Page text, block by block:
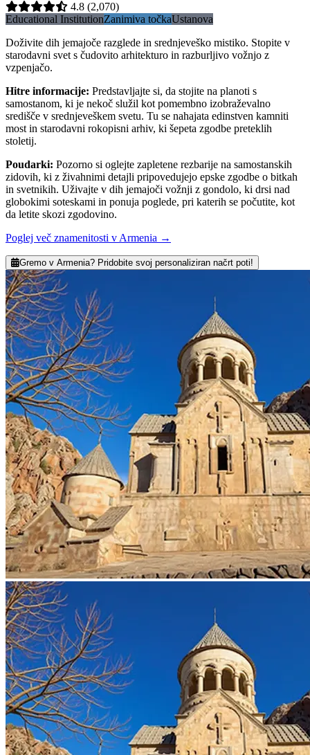
4.8 (2,070)
Educational InstitutionZanimiva točkaUstanova
Doživite dih jemajoče razglede in srednjeveško mistiko. Stopite v
starodavni svet s čudovito arhitekturo in razburljivo vožnjo z
vzpenjačo.
Hitre informacije: Predstavljajte si, da stojite na planoti s
samostanom, ki je nekoč služil kot pomembno izobraževalno
središče v srednjeveškem svetu. Tu se nahajata edinstven kamniti
most in starodavni rokopisni arhiv, ki šepeta zgodbe preteklih
stoletij.
Poudarki: Pozorno si oglejte zapletene rezbarije na samostanskih
zidovih, ki z živahnimi detajli pripovedujejo epske zgodbe o bitkah
in svetnikih. Uživajte v dih jemajoči vožnji z gondolo, ki drsi nad
globokimi soteskami in ponuja poglede, pri katerih se počutite, kot
da letite skozi zgodovino.
Poglej več znamenitosti v Armenia →
Gremo v Armenia? Pridobite svoj personaliziran načrt poti!